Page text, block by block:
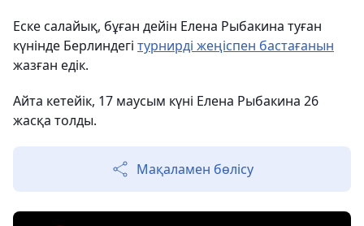
Еске салайық, бұған дейін Елена Рыбакина туған
күнінде Берлиндегі турнирді жеңіспен бастағанын
жазған едік.
Айта кетейік, 17 маусым күні Елена Рыбакина 26
жасқа толды.
Мақаламен бөлісу